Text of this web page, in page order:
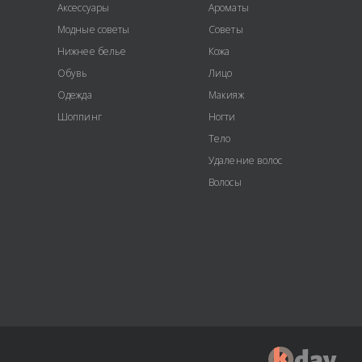
Аксессуары
Модные советы
Нижнее белье
Обувь
Одежда
Шоппинг
Ароматы
Советы
Кожа
Лицо
Макияж
Ногти
Тело
Удаление волос
Волосы